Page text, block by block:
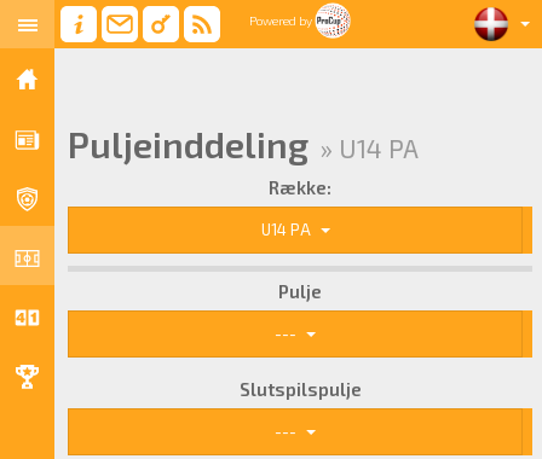
Powered by
Puljeinddeling » U14 PA
Række:
U14 PA
Pulje
---
Slutspilspulje
---